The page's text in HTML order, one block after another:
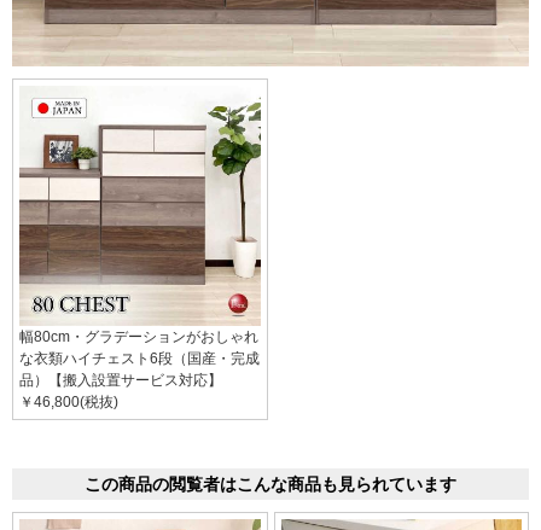
幅80cm・グラデーションがおしゃれ
な衣類ハイチェスト6段（国産・完成
品）【搬入設置サービス対応】
￥46,800(税抜)
この商品の閲覧者はこんな商品も見られています